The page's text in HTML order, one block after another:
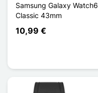
Samsung Galaxy Watch6
Classic 43mm
10,99 €